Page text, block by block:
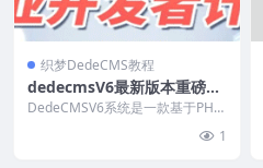
织梦DedeCMS教程
dedecmsV6最新版本重磅发
布来袭
DedeCMSV6系统是一款基于PHP
1